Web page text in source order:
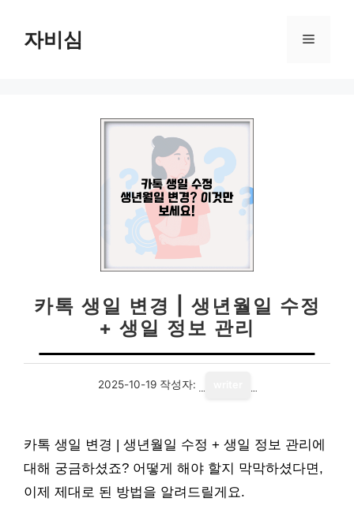
자비심 메
카톡 생일 변경 | 생년월일 수정
+ 생일 정보 관리
2025-10-19 작성자:
카톡 생일 변경 | 생년월일 수정 + 생일 정보 관리에
대해 궁금하셨죠? 어떻게 해야 할지 막막하셨다면,
이제 제대로 된 방법을 알려드릴게요.